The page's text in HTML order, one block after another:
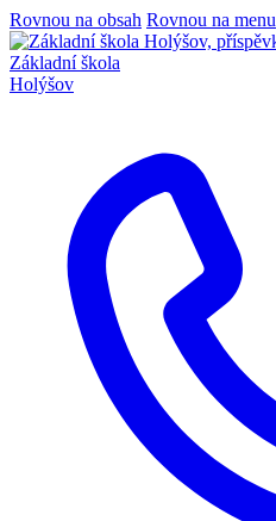
Rovnou na obsah Rovnou na menu
Základní škola
Holýšov